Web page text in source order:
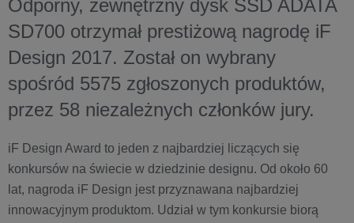
Odporny, zewnętrzny dysk SSD ADATA
SD700 otrzymał prestiżową nagrodę iF
Design 2017. Został on wybrany
spośród 5575 zgłoszonych produktów,
przez 58 niezależnych członków jury.
iF Design Award to jeden z najbardziej liczących się
konkursów na świecie w dziedzinie designu. Od około 60
lat, nagroda iF Design jest przyznawana najbardziej
innowacyjnym produktom. Udział w tym konkursie biorą